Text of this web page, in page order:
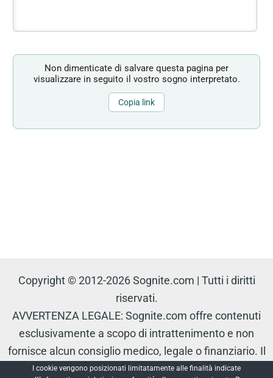
Non dimenticate di salvare questa pagina per
visualizzare in seguito il vostro sogno interpretato.
Copia link
Copyright © 2012-2026 Sognite.com | Tutti i diritti
riservati.
AVVERTENZA LEGALE: Sognite.com offre contenuti
esclusivamente a scopo di intrattenimento e non
fornisce alcun consiglio medico, legale o finanziario. Il
contenuto è protetto e non può essere riprodotto senza
I cookie vengono posizionati limitatamente alle finalità indicate